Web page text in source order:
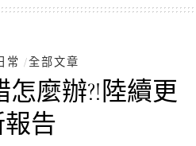
常 全部文章
麼辦?!陸續更
告